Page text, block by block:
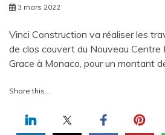
3 mars 2022
Vinci Construction va réaliser les
de clos couvert du Nouveau Centre
Grace à Monaco, pour un montant
Share this...